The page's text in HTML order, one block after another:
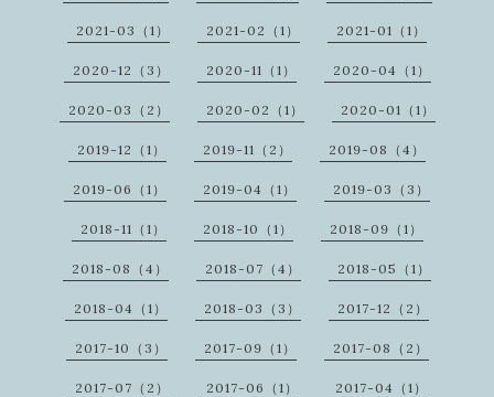
2021-03（1） 2021-02（1） 2021-01（1）
2020-12（3） 2020-11（1） 2020-04（1）
2020-03（2） 2020-02（1） 2020-01（1）
2019-12（1） 2019-11（2） 2019-08（4）
2019-06（1） 2019-04（1） 2019-03（3）
2018-11（1） 2018-10（1） 2018-09（1）
2018-08（4） 2018-07（4） 2018-05（1）
2018-04（1） 2018-03（3） 2017-12（2）
2017-10（3） 2017-09（1） 2017-08（2）
2017-07（2） 2017-06（1） 2017-04（1）